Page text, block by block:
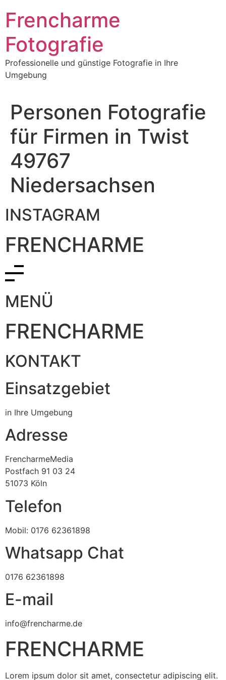
Frencharme
Fotografie
Professionelle und günstige Fotografie in Ihre
Umgebung
Personen Fotografie
für Firmen in Twist
49767
Niedersachsen
INSTAGRAM
FRENCHARME
MENÜ
FRENCHARME
KONTAKT
Einsatzgebiet
in Ihre Umgebung
Adresse
FrencharmeMedia
Postfach 91 03 24
51073 Köln
Telefon
Mobil: 0176 62361898
Whatsapp Chat
0176 62361898
E-mail
info@frencharme.de
FRENCHARME
Lorem ipsum dolor sit amet, consectetur adipiscing elit.